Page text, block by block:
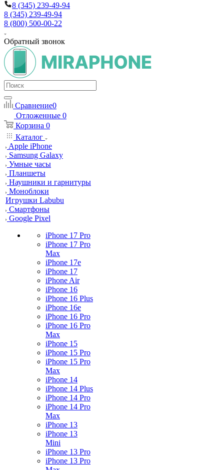
8 (345) 239-49-94
8 (345) 239-49-94
8 (800) 500-00-22
Обратный звонок
Сравнение0
Отложенные 0
Корзина 0
Каталог
Apple iPhone
Samsung Galaxy
Умные часы
Планшеты
Наушники и гарнитуры
Моноблоки
Игрушки Labubu
Смартфоны
Google Pixel
iPhone 17 Pro
iPhone 17 Pro
Max
iPhone 17e
iPhone 17
iPhone Air
iPhone 16
iPhone 16 Plus
iPhone 16e
iPhone 16 Pro
iPhone 16 Pro
Max
iPhone 15
iPhone 15 Pro
iPhone 15 Pro
Max
iPhone 14
iPhone 14 Plus
iPhone 14 Pro
iPhone 14 Pro
Max
iPhone 13
iPhone 13
Mini
iPhone 13 Pro
iPhone 13 Pro